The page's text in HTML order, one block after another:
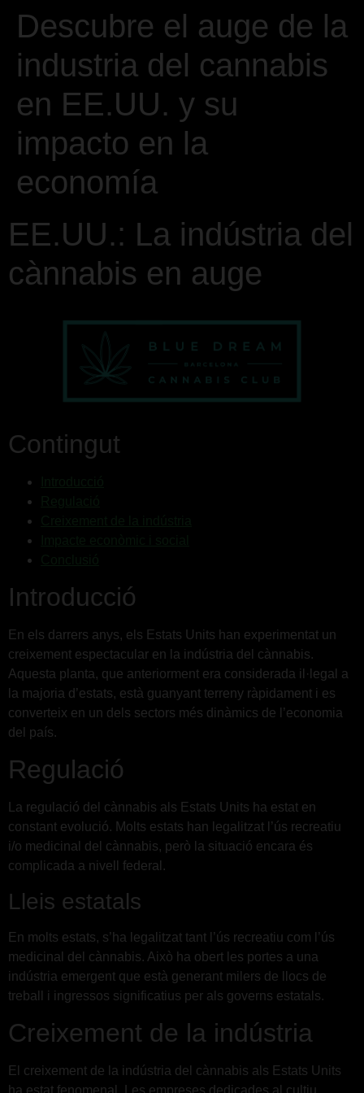
Descubre el auge de la
industria del cannabis
en EE.UU. y su
impacto en la
economía
EE.UU.: La indústria del
cànnabis en auge
Contingut
Introducció
En els darrers anys, els Estats Units han experimentat un
creixement espectacular en la indústria del cànnabis.
Aquesta planta, que anteriorment era considerada il·legal a
la majoria d’estats, està guanyant terreny ràpidament i es
converteix en un dels sectors més dinàmics de l’economia
del país.
Regulació
La regulació del cànnabis als Estats Units ha estat en
constant evolució. Molts estats han legalitzat l’ús recreatiu
i/o medicinal del cànnabis, però la situació encara és
complicada a nivell federal.
Lleis estatals
En molts estats, s’ha legalitzat tant l’ús recreatiu com l’ús
medicinal del cànnabis. Això ha obert les portes a una
indústria emergent que està generant milers de llocs de
treball i ingressos significatius per als governs estatals.
Creixement de la indústria
El creixement de la indústria del cànnabis als Estats Units